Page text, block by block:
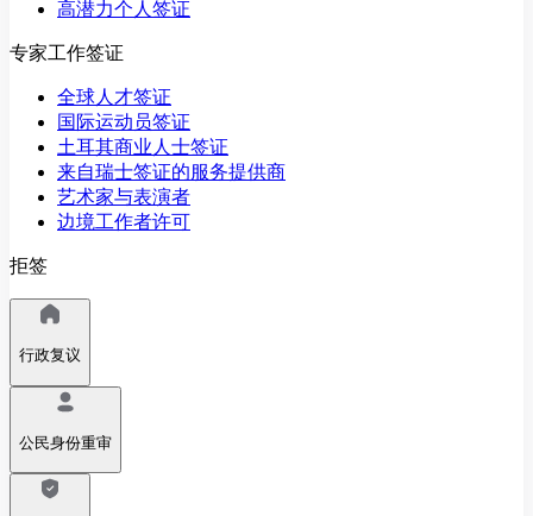
高潜力个人签证
专家工作签证
全球人才签证
国际运动员签证
土耳其商业人士签证
来自瑞士签证的服务提供商
艺术家与表演者
边境工作者许可
拒签
行政复议
公民身份重审